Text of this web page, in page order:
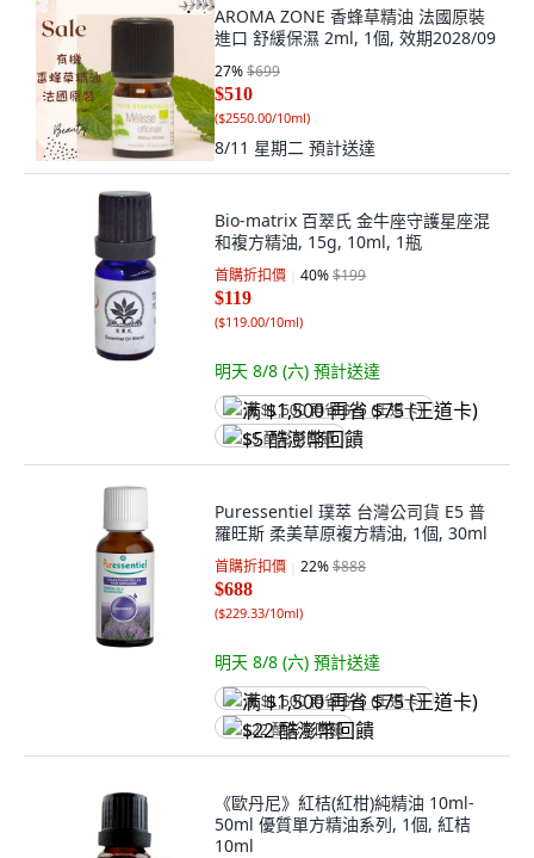
AROMA ZONE 香蜂草精油 法國原裝
進口 舒緩保濕 2ml, 1個, 效期2028/09
27%$699
$510
($2550.00/10ml)
8/11 星期二 預計送達
Bio-matrix 百翠氏 金牛座守護星座混
和複方精油, 15g, 10ml, 1瓶
首購折扣價 40%$199
$119
($119.00/10ml)
明天 8/8 (六) 預計送達
满 $1,500 再省 $75 (王道卡)
$5 酷澎幣回饋
Puressentiel 璞萃 台灣公司貨 E5 普
羅旺斯 柔美草原複方精油, 1個, 30ml
首購折扣價 22%$888
$688
($229.33/10ml)
明天 8/8 (六) 預計送達
满 $1,500 再省 $75 (王道卡)
$22 酷澎幣回饋
《歐丹尼》紅桔(紅柑)純精油 10ml-
50ml 優質單方精油系列, 1個, 紅桔
10ml